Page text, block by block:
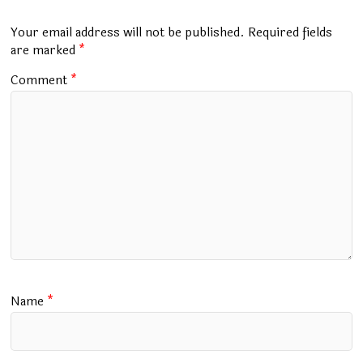
o
k
p
p
m
Your email address will not be published. Required fields
are marked *
Comment *
Name *